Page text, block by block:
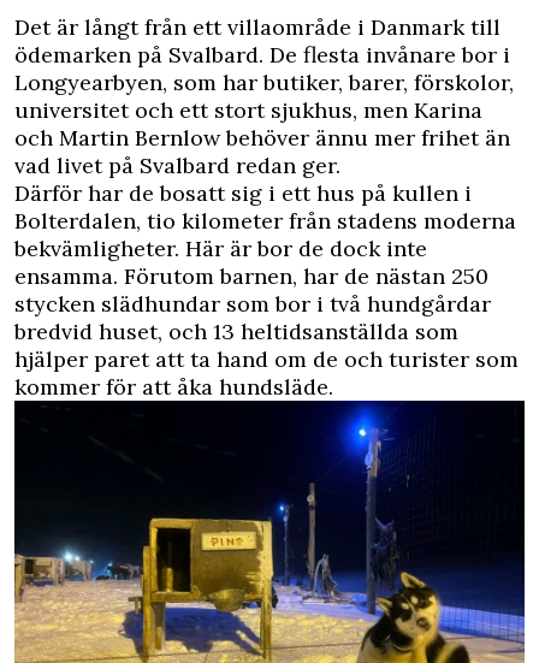
Det är långt från ett villaområde i Danmark till
ödemarken på Svalbard. De flesta invånare bor i
Longyearbyen, som har butiker, barer, förskolor,
universitet och ett stort sjukhus, men Karina
och Martin Bernlow behöver ännu mer frihet än
vad livet på Svalbard redan ger.
Därför har de bosatt sig i ett hus på kullen i
Bolterdalen, tio kilometer från stadens moderna
bekvämligheter. Här är bor de dock inte
ensamma. Förutom barnen, har de nästan 250
stycken slädhundar som bor i två hundgårdar
bredvid huset, och 13 heltidsanställda som
hjälper paret att ta hand om de och turister som
kommer för att åka hundsläde.